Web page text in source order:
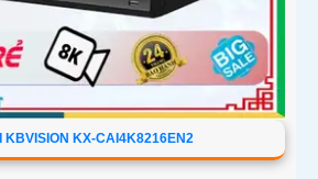
KBVISION KX-CAI4K8216EN2